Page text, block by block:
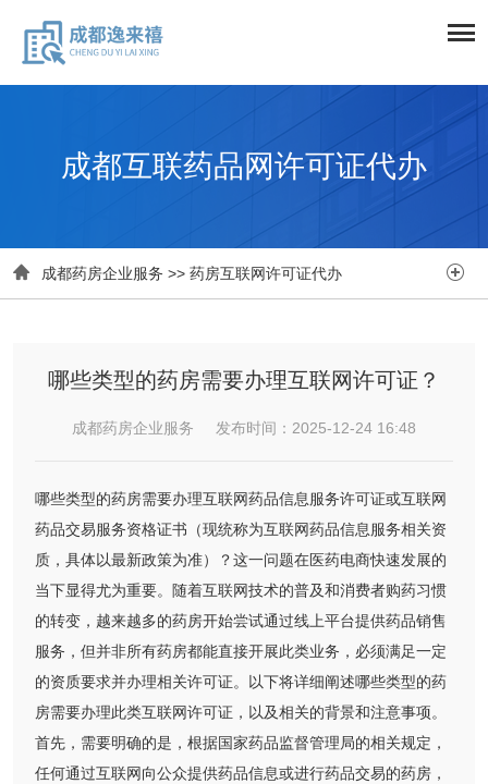
成都互联药品网许可证代办
 成都药房企业服务 >> 药房互联网许可证代办 
哪些类型的药房需要办理互联网许可证？
成都药房企业服务 发布时间：2025-12-24 16:48
哪些类型的药房需要办理互联网药品信息服务许可证或互联网
药品交易服务资格证书（现统称为互联网药品信息服务相关资
质，具体以最新政策为准）？这一问题在医药电商快速发展的
当下显得尤为重要。随着互联网技术的普及和消费者购药习惯
的转变，越来越多的药房开始尝试通过线上平台提供药品销售
服务，但并非所有药房都能直接开展此类业务，必须满足一定
的资质要求并办理相关许可证。以下将详细阐述哪些类型的药
房需要办理此类互联网许可证，以及相关的背景和注意事项。
首先，需要明确的是，根据国家药品监督管理局的相关规定，
任何通过互联网向公众提供药品信息或进行药品交易的药房，